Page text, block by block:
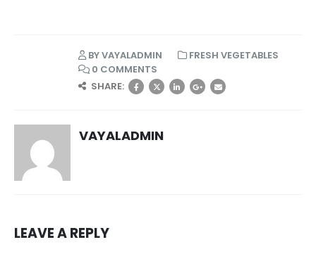
BYVAYALADMIN
FRESH VEGETABLES
0 COMMENTS
SHARE:
VAYALADMIN
LEAVE A REPLY